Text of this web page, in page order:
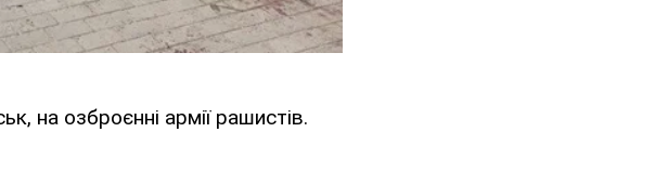
на озброєнні армії рашистів.